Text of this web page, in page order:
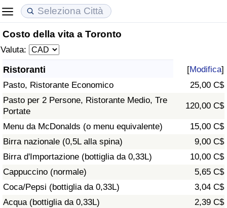
Costo della vita a Toronto
Valuta:
Ristoranti [Modifica]
Pasto, Ristorante Economico
25,00 C$
Pasto per 2 Persone, Ristorante Medio, Tre
Portate
120,00 C$
Menu da McDonalds (o menu equivalente)
15,00 C$
Birra nazionale (0,5L alla spina)
9,00 C$
Birra d'Importazione (bottiglia da 0,33L)
10,00 C$
Cappuccino (normale)
5,65 C$
Coca/Pepsi (bottiglia da 0,33L)
3,04 C$
Acqua (bottiglia da 0,33L)
2,39 C$
Costo della vita
Indice Del Costo Della Vita (corrente)
Indice Del Costo Della Vita
Indice del Costo della Vita per Nazione
ad Aqaba
Prezzi degli immobili
Indice del Prezzo delle Case (Corrente)
Indice del Prezzo delle Case
Indice del Prezzo delle Case per Nazione
Qualità della Vita
Indice della Qualità della Vita
Indice della Qualità della Vita (Corrente)
Indice della qualità della vita per Paese
Criminalità
Indice del Tasso di Criminalità (Corrente)
Indice della Criminalità